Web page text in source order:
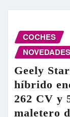
COCHES
Geely
híbrido
262 CV y
maletero